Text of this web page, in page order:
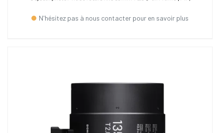
N'hésitez pas à nous contacter pour en savoir plus